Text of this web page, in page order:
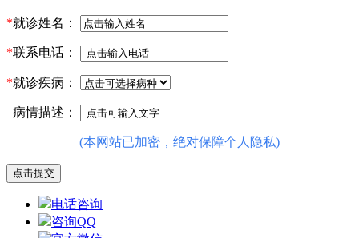
*就诊姓名：
*联系电话：
*就诊疾病：
病情描述：
(本网站已加密，绝对保障个人隐私)
电话咨询
咨询QQ